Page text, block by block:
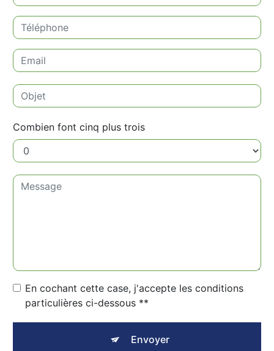
Combien font cinq plus trois
En cochant cette case, j'accepte les conditions
particulières ci-dessous **
Envoyer